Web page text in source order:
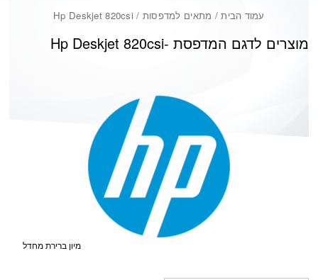
עמוד הבית/ מתאים למדפסות / Hp Deskjet 820csi
Hp Deskjet 820csiמוצרים לדגם המדפסת -